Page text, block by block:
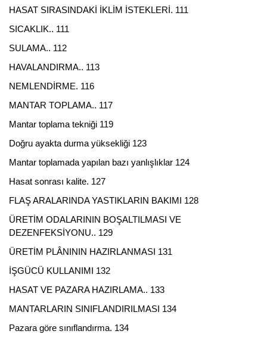
HASAT SIRASINDAKİ İKLİM İSTEKLERİ. 111
SICAKLIK.. 111
SULAMA.. 112
HAVALANDIRMA.. 113
NEMLENDİRME. 116
MANTAR TOPLAMA.. 117
Mantar toplama tekniği 119
Doğru ayakta durma yüksekliği 123
Mantar toplamada yapılan bazı yanlışlıklar 124
Hasat sonrası kalite. 127
FLAŞ ARALARINDA YASTIKLARIN BAKIMI 128
ÜRETİM ODALARININ BOŞALTILMASI VE
DEZENFEKSİYONU.. 129
ÜRETİM PLÂNININ HAZIRLANMASI 131
İŞGÜCÜ KULLANIMI 132
HASAT VE PAZARA HAZIRLAMA.. 133
MANTARLARIN SINIFLANDIRILMASI 134
Pazara göre sınıflandırma. 134